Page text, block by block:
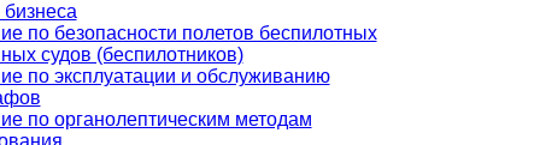
по безопасности полетов беспилотных
судов (беспилотников)
по эксплуатации и обслуживанию
по органолептическим методам